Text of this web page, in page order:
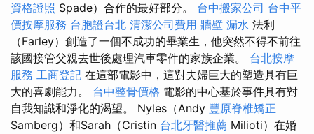
資格證照 Spade）合作的最好部分。 台中搬家公司 台中平
價按摩服務 台胞證台北 清潔公司費用 牆壁 漏水 法利
（Farley）創造了一個不成功的畢業生，他突然不得不前往
該國接管父親去世後處理汽車零件的家族企業。 台北按摩
服務 工商登記 在這部電影中，這對夫婦巨大的塑造具有巨
大的喜劇能力。 台中整骨價格 電影的中心基於事件具有對
自我知識和淨化的渴望。 Nyles（Andy 豐原脊椎矯正
Samberg）和Sarah（Cristin 台北牙醫推薦 Milioti）在婚